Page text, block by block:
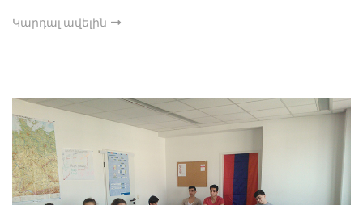
Կարդալ ավելին